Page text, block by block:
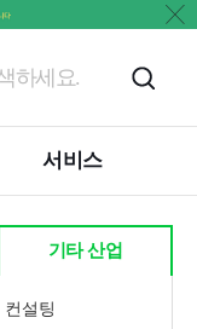
서비스
기타 산업
컨설팅